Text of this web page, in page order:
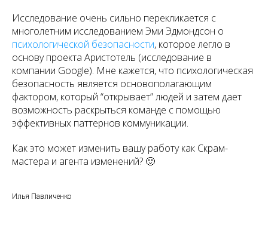
Исследование очень сильно перекликается с
многолетним исследованием Эми Эдмондсон о
психологической безопасности, которое легло в
основу проекта Аристотель (исследование в
компании Google). Мне кажется, что психологическая
безопасность является основополагающим
фактором, который “открывает” людей и затем дает
возможность раскрыться команде с помощью
эффективных паттернов коммуникации.
Как это может изменить вашу работу как Скрам-
мастера и агента изменений? 🙂
Илья Павличенко